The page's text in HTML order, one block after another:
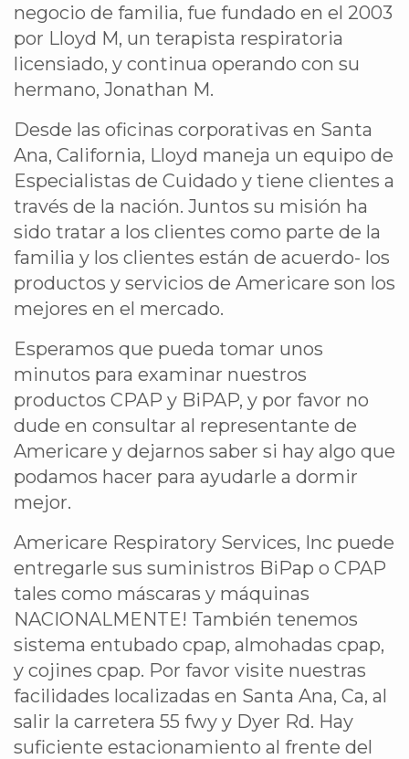
negocio de familia, fue fundado en el 2003
por Lloyd M, un terapista respiratoria
licensiado, y continua operando con su
hermano, Jonathan M.
Desde las oficinas corporativas en Santa
Ana, California, Lloyd maneja un equipo de
Especialistas de Cuidado y tiene clientes a
través de la nación. Juntos su misión ha
sido tratar a los clientes como parte de la
familia y los clientes están de acuerdo- los
productos y servicios de Americare son los
mejores en el mercado.
Esperamos que pueda tomar unos
minutos para examinar nuestros
productos CPAP y BiPAP, y por favor no
dude en consultar al representante de
Americare y dejarnos saber si hay algo que
podamos hacer para ayudarle a dormir
mejor.
Americare Respiratory Services, Inc puede
entregarle sus suministros BiPap o CPAP
tales como máscaras y máquinas
NACIONALMENTE! También tenemos
sistema entubado cpap, almohadas cpap,
y cojines cpap. Por favor visite nuestras
facilidades localizadas en Santa Ana, Ca, al
salir la carretera 55 fwy y Dyer Rd. Hay
suficiente estacionamiento al frente del